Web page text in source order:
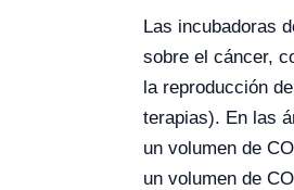
Las incubadoras
sobre el cáncer,
la reproducción
terapias). En las
un volumen de
un volumen de